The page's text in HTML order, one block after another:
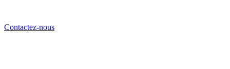
Contactez-nous